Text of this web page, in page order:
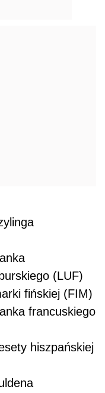
(LUF)
fińskiej (FIM)
francuskiego
hiszpańskiej